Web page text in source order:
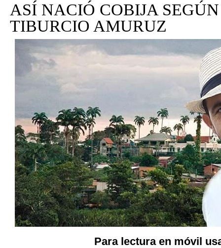
ASÍ NACIÓ COBIJA
TIBURCIO AMURUZ
Para lectura en móvil